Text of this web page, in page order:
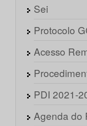
Sei
Protocolo
Acesso
PDI 2021-
Agenda do